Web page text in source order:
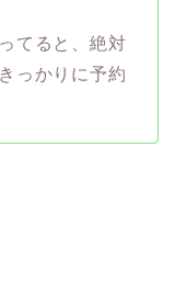
てると、絶対
っかりに予約